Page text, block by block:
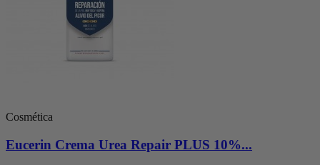
Cosmética
Eucerin Crema Urea Repair PLUS 10%...